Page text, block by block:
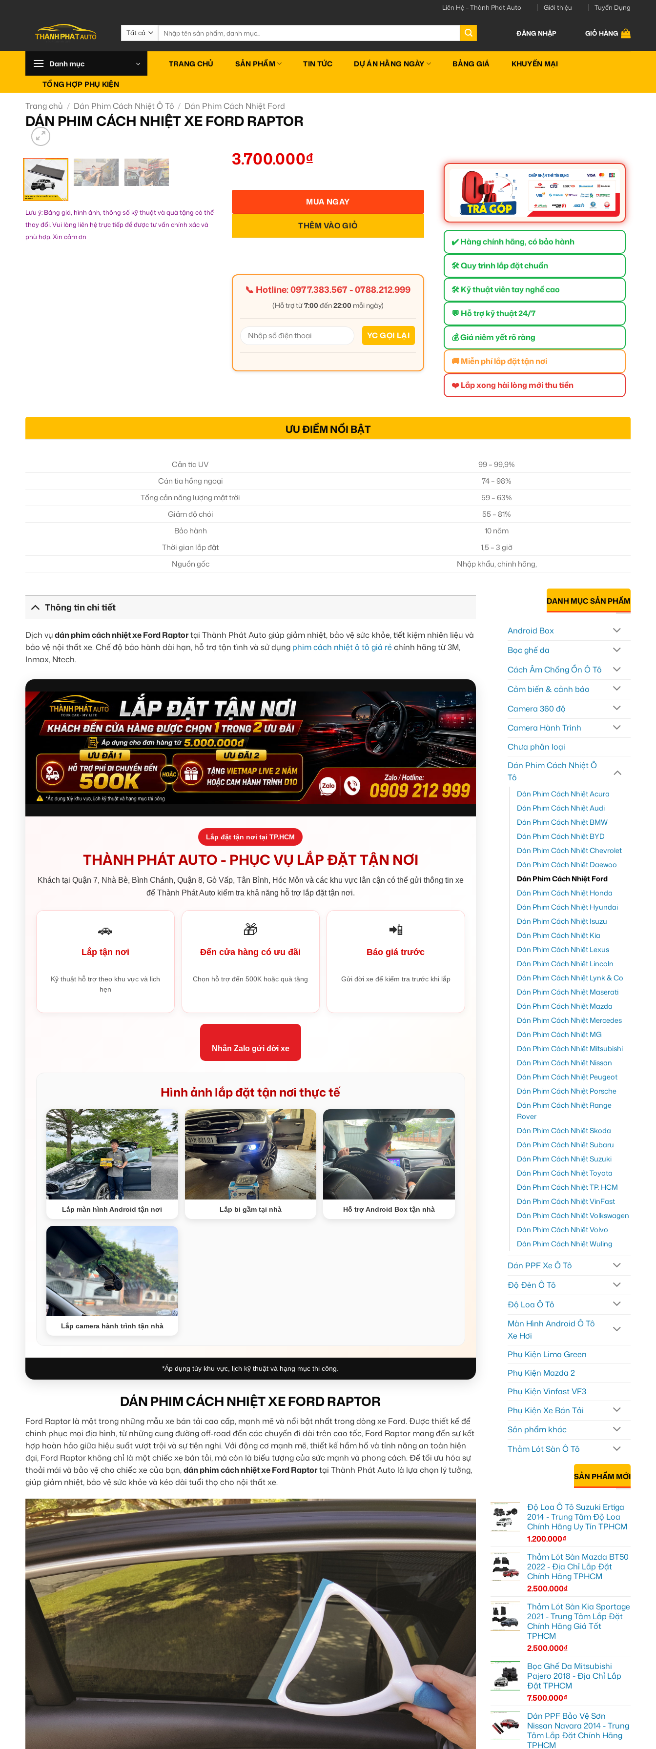
Liên Hệ – Thành Phát Auto Giới thiệu Tuyển Dụng
Tìm
kiếm:
ĐĂNG NHẬP GIỎ HÀNG
Danh mục TRANG CHỦ SẢN PHẨM TIN TỨC DỰ ÁN HẰNG NGÀY BẢNG GIÁ KHUYẾN MẠI
TỔNG HỢP PHỤ KIỆN
Trang chủ / Dán Phim Cách Nhiệt Ô Tô / Dán Phim Cách Nhiệt Ford
DÁN PHIM CÁCH NHIỆT XE FORD RAPTOR
Lưu ý: Bảng giá, hình ảnh, thông số kỹ thuật và quà tặng có thể
thay đổi. Vui lòng liên hệ trực tiếp để được tư vấn chính xác và
phù hợp. Xin cảm ơn
3.700.000₫
THÊM VÀO GIỎ
MUA NGAY
📞 Hotline:0977.383.567-0788.212.999
(Hỗ trợ từ7:00 đến22:00 mỗi ngày)
✔️ Hàng chính hãng, có bảo hành
🛠 Quy trình lắp đặt chuẩn
🛠 Kỹ thuật viên tay nghề cao
💬 Hỗ trợ kỹ thuật 24/7
💰 Giá niêm yết rõ ràng
🚚 Miễn phí lắp đặt tận nơi
❤️ Lắp xong hài lòng mới thu tiền
ƯU ĐIỂM NỔI BẬT
Cản tia UV
99 – 99,9%
Cản tia hồng ngoại
74 – 98%
Tổng cản năng lượng mặt trời
59 – 63%
Giảm độ chói
55 – 81%
Bảo hành
10 năm
Thời gian lắp đặt
1,5 – 3 giờ
Nguồn gốc
Nhập khẩu, chính hãng,
Thông tin chi tiết
Dịch vụdán phim cách nhiệt xe Ford Raptortại Thành Phát Auto giúp giảm nhiệt, bảo vệ sức khỏe, tiết kiệm nhiên liệu và
bảo vệ nội thất xe. Chế độ bảo hành dài hạn, hỗ trợ tận tình và sử dụng phim cách nhiệt ô tô giá rẻ chính hãng từ 3M,
Inmax, Ntech.
Lắp đặt tận nơi tại TP.HCM
THÀNH PHÁT AUTO - PHỤC VỤ LẮP ĐẶT TẬN NƠI
Khách tại Quận 7, Nhà Bè, Bình Chánh, Quận 8, Gò Vấp, Tân Bình, Hóc Môn và các khu vực lân cận có thể gửi thông tin xe
để Thành Phát Auto kiểm tra khả năng hỗ trợ lắp đặt tận nơi.
🚗
Lắp tận nơi
Kỹ thuật hỗ trợ theo khu vực và lịch
hẹn
🎁
Đến cửa hàng có ưu đãi
Chọn hỗ trợ đến 500K hoặc quà tặng
📲
Báo giá trước
Gửi đời xe để kiểm tra trước khi lắp
Nhắn Zalo gửi đời xe
Hình ảnh lắp đặt tận nơi thực tế
Lắp màn hình Android tận nơi Lắp bi gầm tại nhà Hỗ trợ Android Box tận nhà
Lắp camera hành trình tận nhà
*Áp dụng tùy khu vực, lịch kỹ thuật và hạng mục thi công.
DÁN PHIM CÁCH NHIỆT XE FORD RAPTOR
Ford Raptor là một trong những mẫu xe bán tải cao cấp, mạnh mẽ và nổi bật nhất trong dòng xe Ford. Được thiết kế để
chinh phục mọi địa hình, từ những cung đường off-road đến các chuyến đi dài trên cao tốc, Ford Raptor mang đến sự kết
hợp hoàn hảo giữa hiệu suất vượt trội và sự tiện nghi. Với động cơ mạnh mẽ, thiết kế hầm hố và tính năng an toàn hiện
đại, Ford Raptor không chỉ là một chiếc xe bán tải, mà còn là biểu tượng của sức mạnh và phong cách. Để tối ưu hóa sự
thoải mái và bảo vệ cho chiếc xe của bạn,dán phim cách nhiệt xe Ford Raptortại Thành Phát Auto là lựa chọn lý tưởng,
giúp giảm nhiệt, bảo vệ sức khỏe và kéo dài tuổi thọ cho nội thất xe.
DANH MỤC SẢN PHẨM
Android Box
Bọc ghế da
Cách Âm Chống Ồn Ô Tô
Cảm biến & cảnh báo
Camera 360 độ
Camera Hành Trình
Chưa phân loại
Dán Phim Cách Nhiệt Ô
Tô
Dán Phim Cách Nhiệt Acura
Dán Phim Cách Nhiệt Audi
Dán Phim Cách Nhiệt BMW
Dán Phim Cách Nhiệt BYD
Dán Phim Cách Nhiệt Chevrolet
Dán Phim Cách Nhiệt Daewoo
Dán Phim Cách Nhiệt Ford
Dán Phim Cách Nhiệt Honda
Dán Phim Cách Nhiệt Hyundai
Dán Phim Cách Nhiệt Isuzu
Dán Phim Cách Nhiệt Kia
Dán Phim Cách Nhiệt Lexus
Dán Phim Cách Nhiệt Lincoln
Dán Phim Cách Nhiệt Lynk & Co
Dán Phim Cách Nhiệt Maserati
Dán Phim Cách Nhiệt Mazda
Dán Phim Cách Nhiệt Mercedes
Dán Phim Cách Nhiệt MG
Dán Phim Cách Nhiệt Mitsubishi
Dán Phim Cách Nhiệt Nissan
Dán Phim Cách Nhiệt Peugeot
Dán Phim Cách Nhiệt Porsche
Dán Phim Cách Nhiệt Range
Rover
Dán Phim Cách Nhiệt Skoda
Dán Phim Cách Nhiệt Subaru
Dán Phim Cách Nhiệt Suzuki
Dán Phim Cách Nhiệt Toyota
Dán Phim Cách Nhiệt TP. HCM
Dán Phim Cách Nhiệt VinFast
Dán Phim Cách Nhiệt Volkswagen
Dán Phim Cách Nhiệt Volvo
Dán Phim Cách Nhiệt Wuling
Dán PPF Xe Ô Tô
Độ Đèn Ô Tô
Độ Loa Ô Tô
Màn Hình Android Ô Tô
Xe Hơi
Phụ Kiện Limo Green
Phụ Kiện Mazda 2
Phụ Kiện Vinfast VF3
Phụ Kiện Xe Bán Tải
Sản phẩm khác
Thảm Lót Sàn Ô Tô
SẢN PHẨM MỚI
Độ Loa Ô Tô Suzuki Ertiga
2014 - Trung Tâm Độ Loa
Chính Hãng Uy Tín TPHCM
1.200.000₫
Thảm Lót Sàn Mazda BT50
2022 - Địa Chỉ Lắp Đặt
Chính Hãng TPHCM
2.500.000₫
Thảm Lót Sàn Kia Sportage
2021 - Trung Tâm Lắp Đặt
Chính Hãng Giá Tốt
TPHCM
2.500.000₫
Bọc Ghế Da Mitsubishi
Pajero 2018 - Địa Chỉ Lắp
Đặt TPHCM
7.500.000₫
Dán PPF Bảo Vệ Sơn
Nissan Navara 2014 - Trung
Tâm Lắp Đặt Chính Hãng
TPHCM